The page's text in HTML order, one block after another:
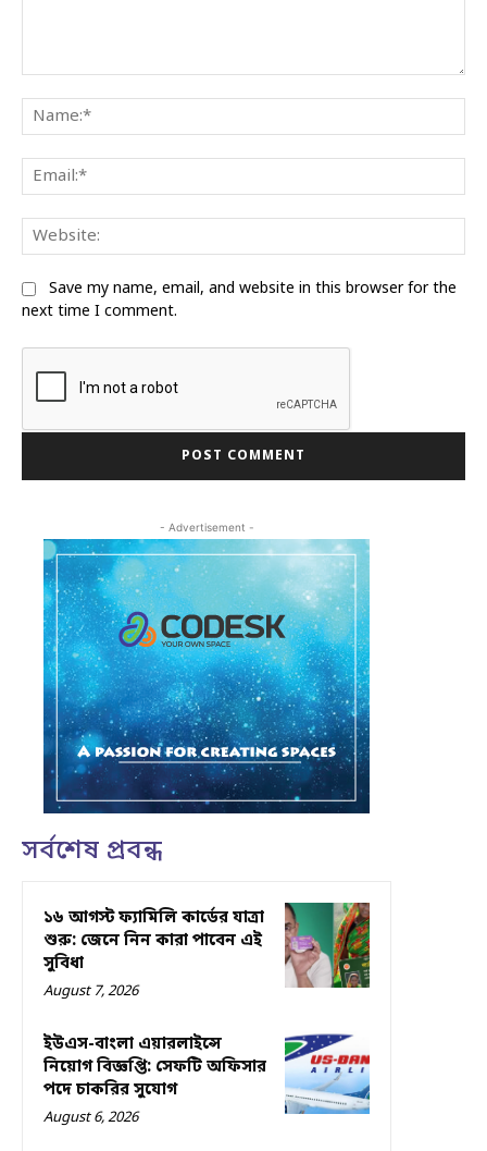
Save my name, email, and website in this browser for the
next time I comment.
- Advertisement -
সর্বশেষ প্রবন্ধ
১৬ আগস্ট ফ্যামিলি কার্ডের যাত্রা
শুরু: জেনে নিন কারা পাবেন এই
সুবিধা
August 7, 2026
ইউএস-বাংলা এয়ারলাইন্সে
নিয়োগ বিজ্ঞপ্তি: সেফটি অফিসার
পদে চাকরির সুযোগ
August 6, 2026